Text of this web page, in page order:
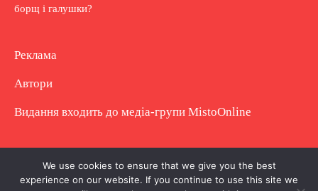
борщ і галушки?
Реклама
Автори
Видання входить до медіа-групи MistoOnline
Copyright © Повне використання матеріалу
заборонено. Частково можна з гіперпосиланням.
We use cookies to ensure that we give you the best
experience on our website. If you continue to use this site we